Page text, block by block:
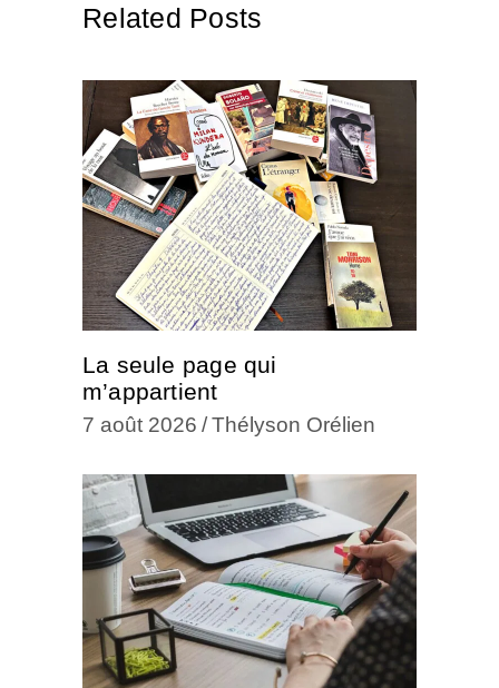
Related Posts
La seule page qui
m’appartient
7 août 2026 Thélyson Orélien